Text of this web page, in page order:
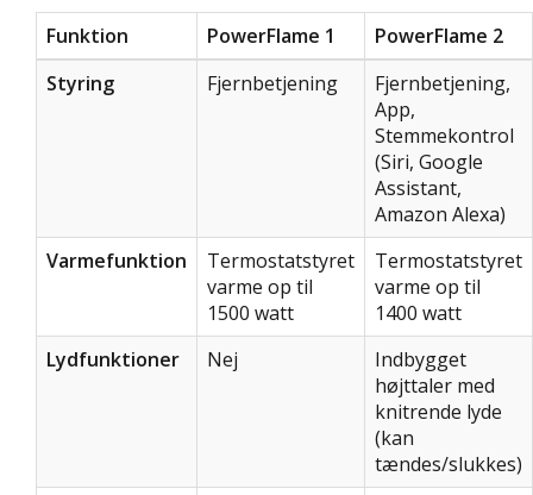
Funktion
PowerFlame 1
PowerFlame 2
Styring
Fjernbetjening
Fjernbetjening,
App,
Stemmekontrol
(Siri, Google
Assistant,
Amazon Alexa)
Varmefunktion
Termostatstyret
varme op til
1500 watt
Termostatstyret
varme op til
1400 watt
Lydfunktioner
Nej
Indbygget
højttaler med
knitrende lyde
(kan
tændes/slukkes)